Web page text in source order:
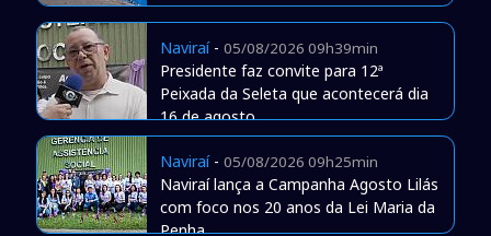
Naviraí- 05/08/2026 09h39min
Presidente faz convite para 12ª
Peixada da Seleta que acontecerá dia
16 de agosto
Naviraí- 05/08/2026 09h25min
Naviraí lança a Campanha Agosto Lilás
com foco nos 20 anos da Lei Maria da
Penha